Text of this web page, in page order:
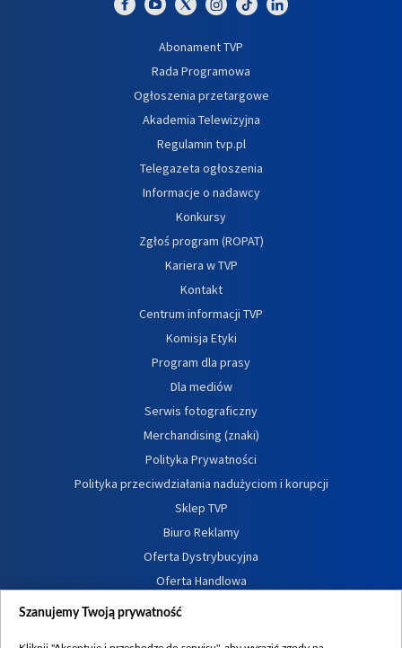
Abonament TVP
Rada Programowa
Ogłoszenia przetargowe
Akademia Telewizyjna
Regulamin tvp.pl
Telegazeta ogłoszenia
Informacje o nadawcy
Konkursy
Zgłoś program (ROPAT)
Kariera w TVP
Kontakt
Centrum informacji TVP
Komisja Etyki
Program dla prasy
Dla mediów
Serwis fotograficzny
Merchandising (znaki)
Polityka Prywatności
Polityka przeciwdziałania nadużyciom i korupcji
Sklep TVP
Biuro Reklamy
Oferta Dystrybucyjna
Oferta Handlowa
Dostępność
Szanujemy Twoją prywatność